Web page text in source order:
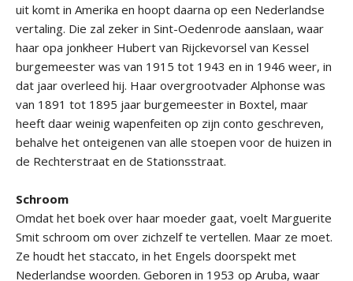
uit komt in Amerika en hoopt daarna op een Nederlandse
vertaling. Die zal zeker in Sint-Oedenrode aanslaan, waar
haar opa jonkheer Hubert van Rijckevorsel van Kessel
burgemeester was van 1915 tot 1943 en in 1946 weer, in
dat jaar overleed hij. Haar overgrootvader Alphonse was
van 1891 tot 1895 jaar burgemeester in Boxtel, maar
heeft daar weinig wapenfeiten op zijn conto geschreven,
behalve het onteigenen van alle stoepen voor de huizen in
de Rechterstraat en de Stationsstraat.
Schroom
Omdat het boek over haar moeder gaat, voelt Marguerite
Smit schroom om over zichzelf te vertellen. Maar ze moet.
Ze houdt het staccato, in het Engels doorspekt met
Nederlandse woorden. Geboren in 1953 op Aruba, waar